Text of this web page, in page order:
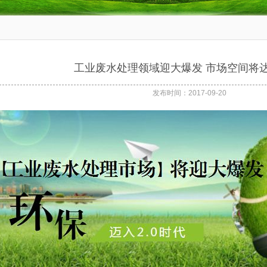
工业废水处理领域迎大爆发 市场空间将
发布时间：2017-09-20